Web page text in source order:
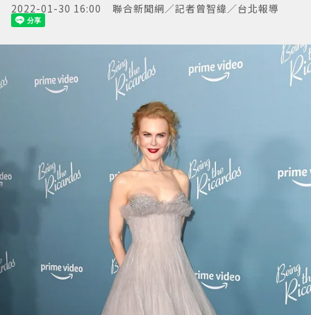
2022-01-30 16:00 聯合新聞網／記者曾智緯／台北報導